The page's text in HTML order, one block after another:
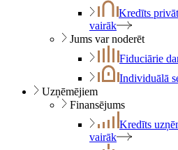
Kredīts
vairāk
Jums var noderēt
Fiduciārie
Individuālā
Uzņēmējiem
Finansējums
Kredīts
vairāk